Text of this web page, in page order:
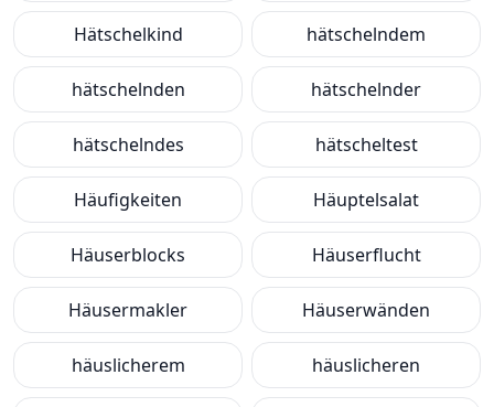
Hätschelkind hätschelndem
hätschelnden hätschelnder
hätschelndes hätscheltest
Häufigkeiten Häuptelsalat
Häuserblocks Häuserflucht
Häusermakler Häuserwänden
häuslicherem häuslicheren